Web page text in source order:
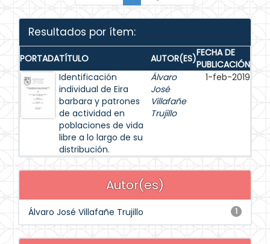
Resultados por ítem:
PORTADATÍTULO AUTOR(ES)FECHA DE
PUBLICACIÓN
Identificación
individual de Eira
barbara y patrones
de actividad en
poblaciones de vida
libre a lo largo de su
distribución.
Álvaro
José
Villafañe
Trujillo
1-feb-2019
Autor(es)
1
Álvaro José Villafañe Trujillo